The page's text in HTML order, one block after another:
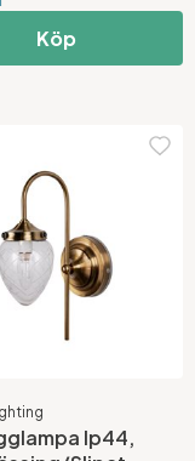
Köp
Ip44,